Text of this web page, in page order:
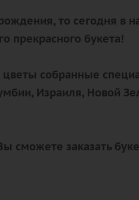
то сегодня в
прекрасного букета!
собранные
Израиля, Новой
сможете заказать